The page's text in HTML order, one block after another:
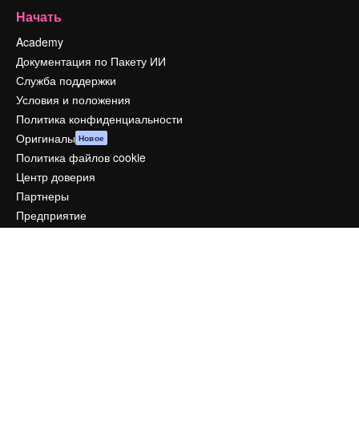
Начать
Academy
Документация по Пакету ИИ
Служба поддержки
Условия и положения
Политика конфиденциальности
Оригиналы Новое
Политика файлов cookie
Центр доверия
Партнеры
Предприятие